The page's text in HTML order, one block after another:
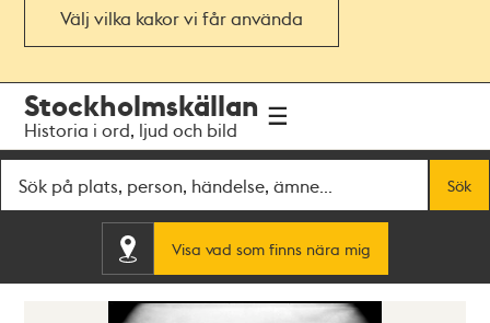
Välj vilka kakor vi får använda
navigationen
huvudinnehållet
Stockholmskällan
Historia i ord, ljud och bild
Sök
Visa vad som finns nära mig